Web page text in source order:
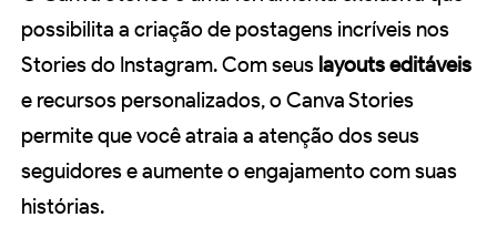
possibilita a criação de postagens incríveis nos
Stories do Instagram. Com seus layouts editáveis
e recursos personalizados, o Canva Stories
permite que você atraia a atenção dos seus
seguidores e aumente o engajamento com suas
histórias.